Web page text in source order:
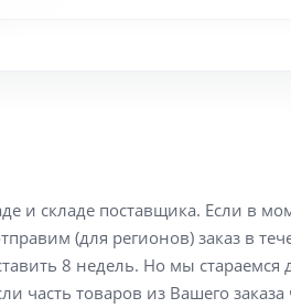
и складе поставщика. Если в
(для регионов) заказ в
8 недель. Но мы
часть товаров из Вашего